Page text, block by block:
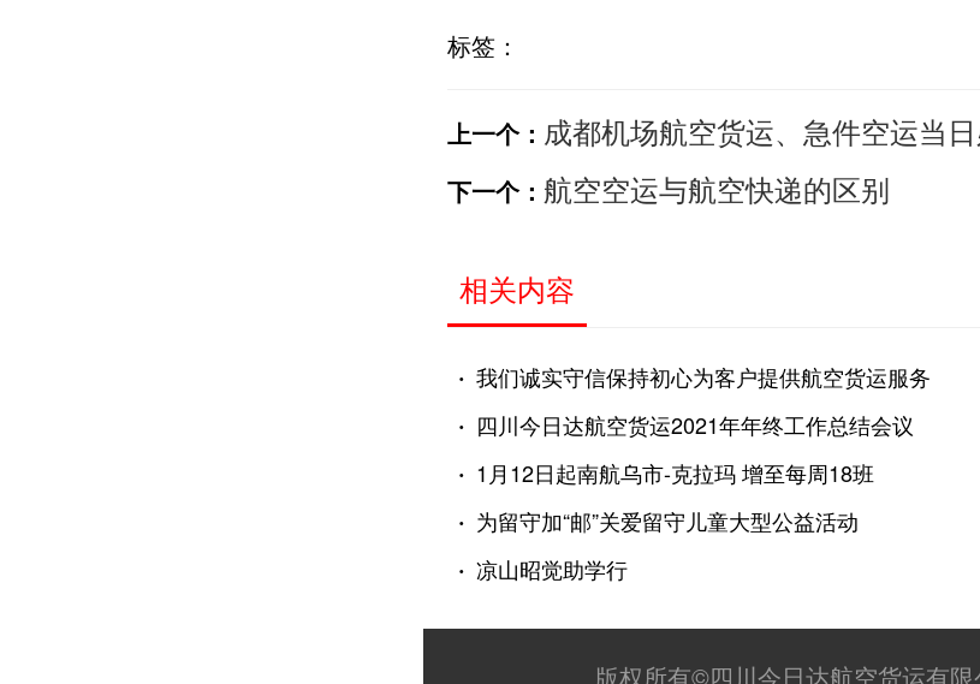
标签：
上一个： 成都机场航空货运、急件空运当
下一个： 航空空运与航空快递的区别
相关内容
· 我们诚实守信保持初心为客户提供航空货运服务
· 四川今日达航空货运2021年年终工作总结会议
· 1月12日起南航乌市-克拉玛 增至每周18班
· 为留守加“邮”关爱留守儿童大型公益活动
· 凉山昭觉助学行
版权所有©四川今日达航空货运有限